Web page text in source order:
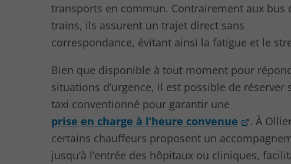
transports en commun. Contrairement aux bus
trains, ils assurent un trajet direct sans
correspondance, évitant ainsi la fatigue et le
Bien que disponible à tout moment pour
situations d’urgence, il est possible de réserver
taxi conventionné pour garantir une
prise en charge à l’heure convenue
. À
certains chauffeurs proposent un
jusqu’à l’entrée des hôpitaux ou cliniques,